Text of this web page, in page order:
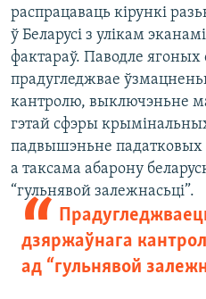
распрацаваць кірункі
ў Беларусі з улікам
фактараў. Паводле ягоных
прадугледжвае
кантролю, выключэньне
гэтай сфэры
падвышэньне падатковых
а таксама абарону
“гульнявой залежнасьці”.
дзяржаўнага
ад “гульнявой